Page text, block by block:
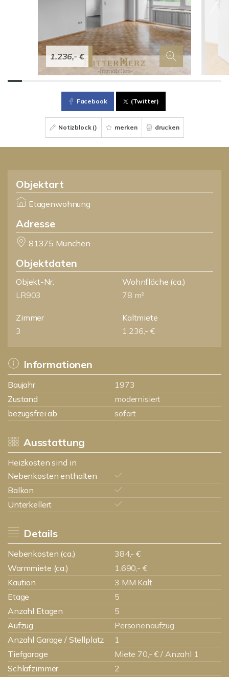
1.236,- €
Facebook (Twitter)
Notizblock () merken drucken
Objektart
Etagenwohnung
Adresse
81375 München
Objektdaten
Objekt-Nr.
LR903
Wohnfläche (ca.)
78 m²
Zimmer
3
Kaltmiete
1.236,- €
Informationen
Baujahr
1973
Zustand
modernisiert
bezugsfrei ab
sofort
Ausstattung
Heizkosten sind in
Nebenkosten enthalten
Balkon
Unterkellert
Details
Nebenkosten (ca.)
384,- €
Warmmiete (ca.)
1.690,- €
Kaution
3 MM Kalt
Etage
5
Anzahl Etagen
5
Aufzug
Personenaufzug
Anzahl Garage / Stellplatz
1
Tiefgarage
Miete 70,- € / Anzahl 1
Schlafzimmer
2